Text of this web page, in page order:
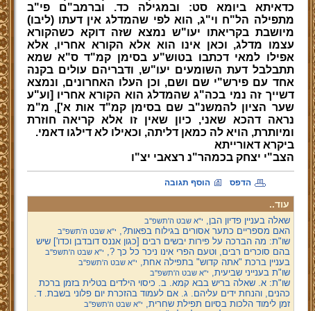
כדאיתא ביומא סט: ובמגילה כד. וברמב"ם פי"ב
מתפילה הל"ח וי"ג, הוא לפי שהמדלג אין דעתו (ליבו)
מיושבת בקריאתו יעו"ש נמצא שזה דוקא כשהקורא
עצמו מדלג, וכאן אינו הוא אלא הקורא אחריו, אלא
אפילו למאי דכתבו בטוש"ע בסימן קמ"ד ס"א שמא
תתבלבל דעת השומעים יעו"ש, ודבריהם עולים בקנה
אחד עם פירש"י שם ושם, וכן העלו האחרונים, ונמצא
דשייך זה נמי בכה"ג שהמדלג הוא הקורא אחריו [וע"ע
שער הציון להמשנ"ב שם בסימן קמ"ד אות א'], מ"מ
נראה דהכא שאני, כיון שאין זו אלא קריאה חוזרת
ומיותרת, הויא לה כמאן דליתה, וכאילו לא דילגו דאמי.
ביקרא דאורייתא
הצב"י יצחק בכמהר"נ רצאבי יצ"ו
הדפס הוסף תגובה
עוד..
שאלה בעניין פדיון הבן, י"א שבט ה'תשפ''ב
האם מספריים כתער אסורים בגילוח בפאות?, י"א שבט ה'תשפ''ב
שו"ת: מה הברכה על פירות יבשים רבים [כגון אננס דובדבן וכדו'] שיש
בהם סוכרים רבים, וטעם הפרי אינו ניכר כל כך ?, י"א שבט ה'תשפ''ב
בעניין ברכת "אתה קדוש" בתפילה אחת, י"א שבט ה'תשפ''ב
שו"ת בענייני שביעית, י"א שבט ה'תשפ''ב
שו"ת: א. שאלה בריש בבא קמא. ב. כיסוי הילדים בטלית בזמן ברכת
כהנים, והנחת ידים עליהם. ג. אם לעמוד בהזכרת יום פלוני בשבת. ד.
זמן לימוד הלכות בסיום תפילת שחרית, י"א שבט ה'תשפ''ב